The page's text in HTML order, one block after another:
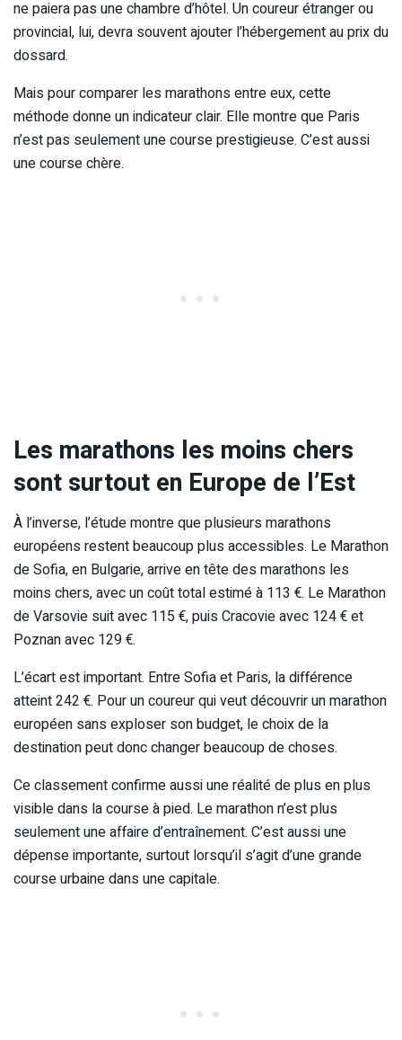
ne paiera pas une chambre d’hôtel. Un coureur étranger ou
provincial, lui, devra souvent ajouter l’hébergement au prix du
dossard.
Mais pour comparer les marathons entre eux, cette
méthode donne un indicateur clair. Elle montre que Paris
n’est pas seulement une course prestigieuse. C’est aussi
une course chère.
Les marathons les moins chers
sont surtout en Europe de l’Est
À l’inverse, l’étude montre que plusieurs marathons
européens restent beaucoup plus accessibles. Le Marathon
de Sofia, en Bulgarie, arrive en tête des marathons les
moins chers, avec un coût total estimé à 113 €. Le Marathon
de Varsovie suit avec 115 €, puis Cracovie avec 124 € et
Poznan avec 129 €.
L’écart est important. Entre Sofia et Paris, la différence
atteint 242 €. Pour un coureur qui veut découvrir un marathon
européen sans exploser son budget, le choix de la
destination peut donc changer beaucoup de choses.
Ce classement confirme aussi une réalité de plus en plus
visible dans la course à pied. Le marathon n’est plus
seulement une affaire d’entraînement. C’est aussi une
dépense importante, surtout lorsqu’il s’agit d’une grande
course urbaine dans une capitale.